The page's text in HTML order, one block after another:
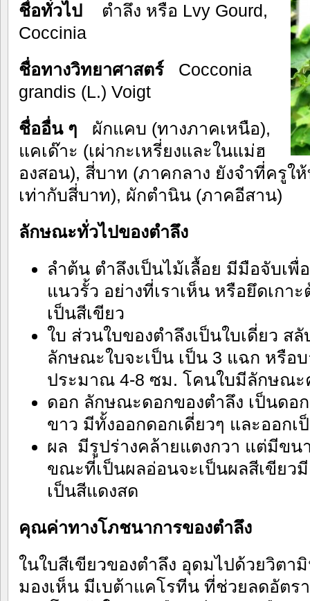
ชื่อทั่วไป
ตำลึง หรือ Lvy Gourd,
Coccinia
ชื่อทางวิทยาศาสตร์ Cocconia
grandis (L.) Voigt
ชื่ออื่น ๆ
ผักแคบ (ทางภาคเหนือ),
แคเด๊าะ (เผ่ากะเหรี่ยงและในแม่ฮ
องสอน), สี่บาท (ภาคกลาง ยังจำที่ครูใ
เท่ากับสี่บาท), ผักตำนิน (ภาคอีสาน)
ลักษณะทั่วไปของตำลึง
ลำต้น ตำลึงเป็นไม้เลื้อย มีมือจับเพื่
แนวรั้ว อย่างที่เราเห็น หรือยึดเกา
เป็นสีเขียว
ใบ ส่วนใบของตำลึงเป็นใบเดี่ยว ส
ลักษณะใบจะเป็น เป็น 3 แฉก หรือ
ประมาณ 4-8 ซม. โคนใบมีลักษณะ
ดอก ลักษณะดอกของตำลึง เป็นดอ
ขาว มีทั้งออกดอกเดี่ยวๆ และออก
ผล มีรูปร่างคล้ายแตงกวา แต่มีขน
ขณะที่เป็นผลอ่อนจะเป็นผลสีเขียว
เป็นสีแดงสด
คุณค่าทางโภชนาการของตำลึง
ในใบสีเขียวของตำลึง อุดมไปด้วยวิตา
มองเห็น มีเบต้าแคโรทีน ที่ช่วยลดอัตรา